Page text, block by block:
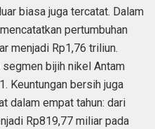
biasa juga tercatat. Dalam
pertumbuhan
menjadi Rp1,76 triliun.
segmen bijih nikel Antam
Keuntungan bersih juga
dalam empat tahun: dari
Rp819,77 miliar pada